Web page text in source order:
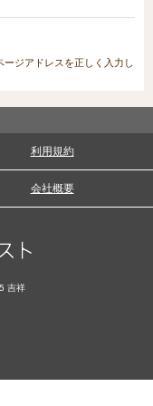
ジアドレスを正しく入力し
利用規約
会社概要
吉祥